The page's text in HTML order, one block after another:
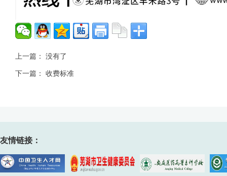
上一篇： 没有了
下一篇： 收费标准
友情链接：